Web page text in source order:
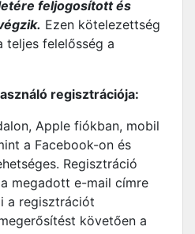
feljogosított és
Ezen kötelezettség
teljes felelősség a
regisztrációja:
Apple fiókban, mobil
a Facebook-on és
Regisztráció
megadott e-mail címre
a regisztrációt
követően a